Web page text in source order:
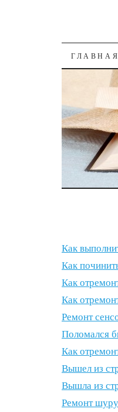
К
ГЛАВНАЯ
Как
Как
Как
Как
Ремонт
Поломался
Как
Вышел из
Вышла из
Ремонт